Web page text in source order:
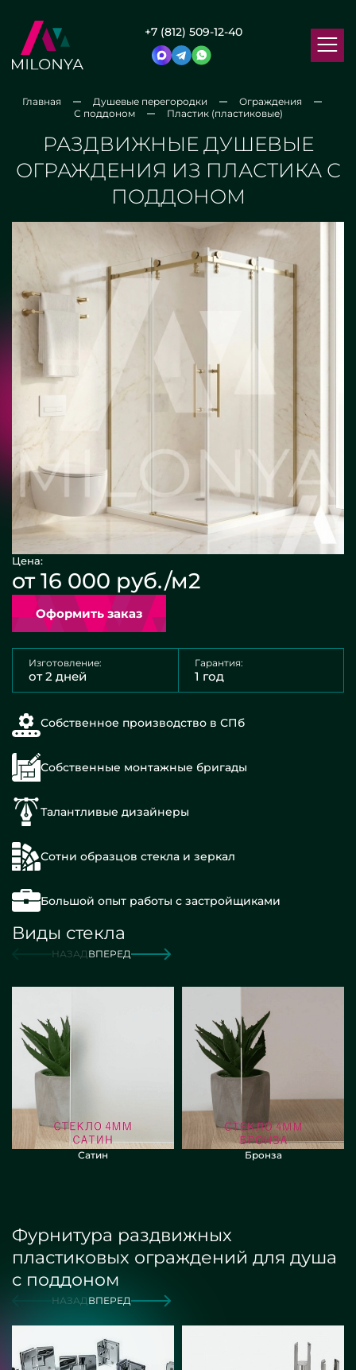
+7 (812) 509-12-40
Главная Душевые перегородки
Ограждения
С поддоном
Пластик (пластиковые)
РАЗДВИЖНЫЕ ДУШЕВЫЕ
ОГРАЖДЕНИЯ ИЗ ПЛАСТИКА С
ПОДДОНОМ
Цена:
от 16 000 руб./м2
Оформить заказ
Изготовление:
от 2 дней
Гарантия:
1 год
Собственное производство в СПб
Собственные монтажные бригады
Талантливые дизайнеры
Сотни образцов стекла и зеркал
Большой опыт работы с застройщиками
Виды стекла
НАЗАДВПЕРЕД
Сатин Бронза
Фурнитура раздвижных
пластиковых ограждений для душа
с поддоном
НАЗАДВПЕРЕД